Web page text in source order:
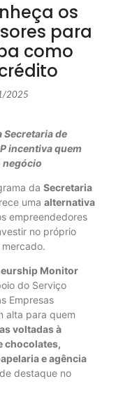
os
para
como
2025
de
incentiva quem
negócio
da Secretaria
uma alternativa
empreendedores
no próprio
Monitor
do Serviço
Empresas
alta para quem
voltadas à
chocolates,
e agência
destaque no